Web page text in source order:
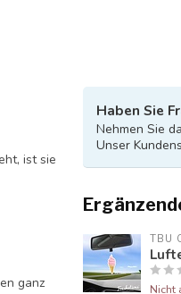
ist sie
ganz
Haben Sie
Nehmen Sie
Unser
TBU
Nicht